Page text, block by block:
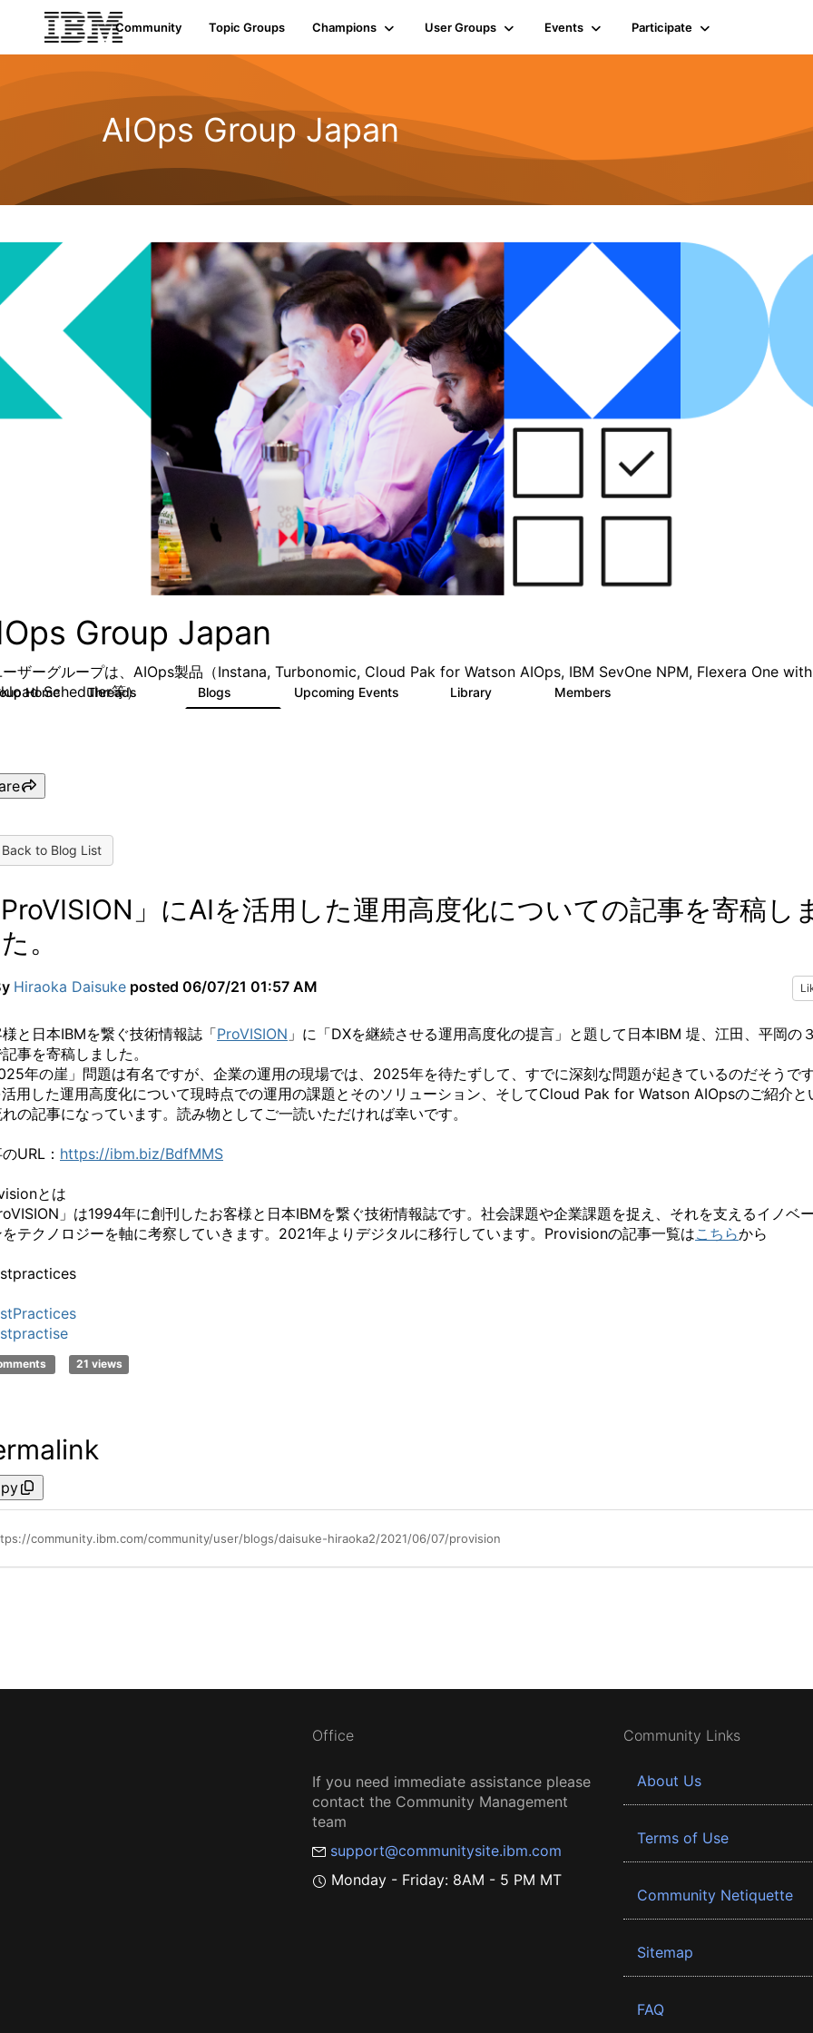
Community Topic Groups Champions User Groups Events Participate
AIOps Group Japan
Group Japan
ーザーグループは、AIOps製品（Instana, Turbonomic, Cloud Pak for Watson AIOps, IBM SevOne NPM, Flexera One
Scheduler等）
Home Threads Blogs Upcoming Events Library Members
to Blog List
」にAIを活用した運用高度化についての記事を寄稿し
。
Hiraoka Daisuke posted 06/07/21 01:57 AM
と日本IBMを繋ぐ技術情報誌「ProVISION 」に「DXを継続させる運用高度化の提言」と題して日本IBM 堤、江田、平岡の３
事を寄稿しました。
年の崖」問題は有名ですが、企業の運用の現場では、2025年を待たずして、すでに深刻な問題が起きているのだそうです
用した運用高度化について現時点での運用の課題とそのソリューション、そしてCloud Pak for Watson AIOpsのご紹介と
の記事になっています。読み物としてご一読いただければ幸いです。
URL： https://ibm.biz/BdfMMS
とは
」は1994年に創刊したお客様と日本IBMを繋ぐ技術情報誌です。社会課題や企業課題を捉え、それを支えるイノベ
テクノロジーを軸に考察していきます。2021年よりデジタルに移行しています。Provisionの記事一覧はこちらから
21 views
community.ibm.com/community/user/blogs/daisuke-hiraoka2/2021/06/07/provision
Office
If you need immediate assistance please
contact the Community Management
team
support@communitysite.ibm.com
Monday - Friday: 8AM - 5 PM MT
Community Links
About Us
Terms of Use
Community Netiquette
Sitemap
FAQ